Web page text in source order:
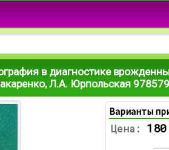
в диагностике
Л.А. Юрпольская
Варианты
Цена: